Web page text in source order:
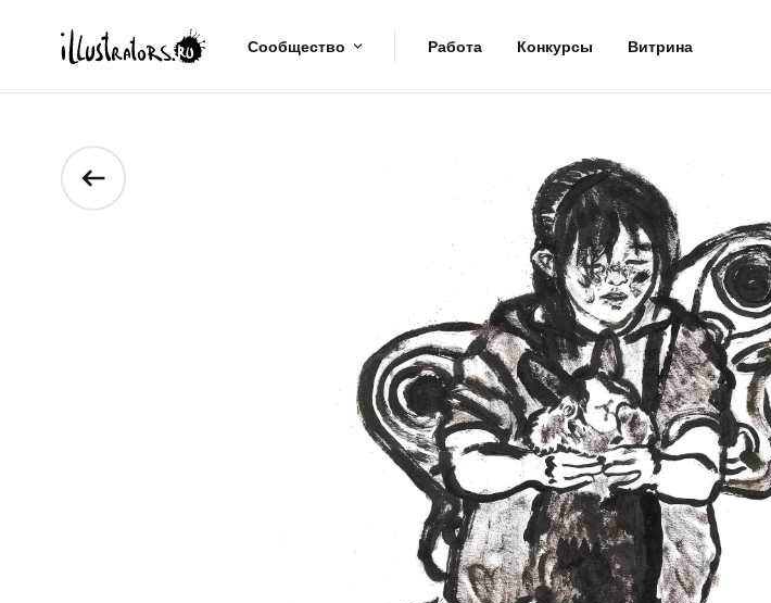
Сообщество Работа Конкурсы Витрина